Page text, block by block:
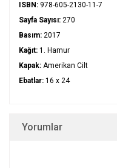
ISBN: 978-605-2130-11-7
Sayfa Sayısı: 270
Basım: 2017
Kağıt: 1. Hamur
Kapak: Amerikan Cilt
Ebatlar: 16 x 24
Yorumlar